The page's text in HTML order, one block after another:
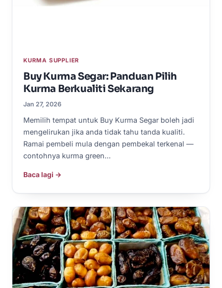
KURMA SUPPLIER
Buy Kurma Segar: Panduan Pilih
Kurma Berkualiti Sekarang
Jan 27, 2026
Memilih tempat untuk Buy Kurma Segar boleh jadi
mengelirukan jika anda tidak tahu tanda kualiti.
Ramai pembeli mula dengan pembekal terkenal —
contohnya kurma green…
Baca lagi →